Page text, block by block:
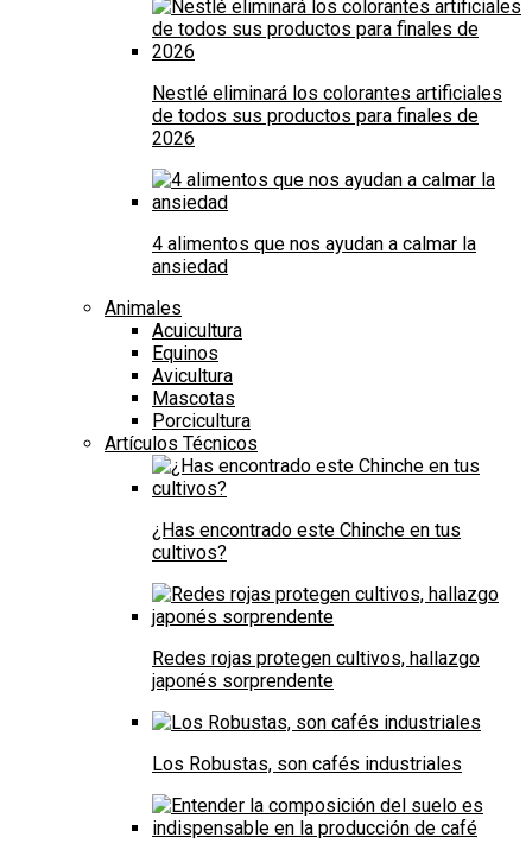
Nestlé eliminará los colorantes artificiales
de todos sus productos para finales de
2026
4 alimentos que nos ayudan a calmar la
ansiedad
Animales
Acuicultura
Equinos
Avicultura
Mascotas
Porcicultura
Artículos Técnicos
¿Has encontrado este Chinche en tus
cultivos?
Redes rojas protegen cultivos, hallazgo
japonés sorprendente
Los Robustas, son cafés industriales